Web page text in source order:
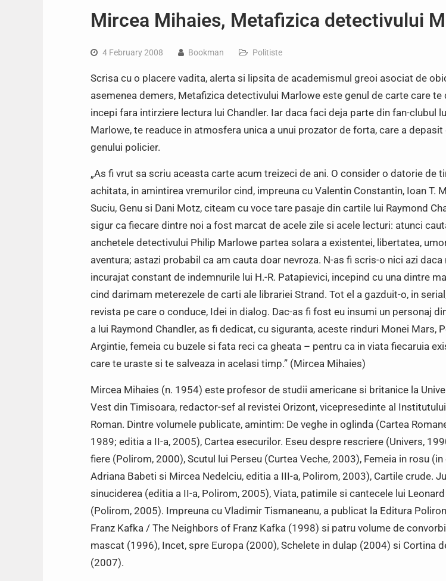
Mircea Mihaies, Metafizica detectivului
4 February 2008 Bookman Politiste
Scrisa cu o placere vadita, alerta si lipsita de academismul greoi asociat de
asemenea demers, Metafizica detectivului Marlowe este genul de carte care te
incepi fara intirziere lectura lui Chandler. Iar daca faci deja parte din fan-clubul
Marlowe, te readuce in atmosfera unica a unui prozator de forta, care a
genului policier.
„As fi vrut sa scriu aceasta carte acum treizeci de ani. O consider o datorie de
achitata, in amintirea vremurilor cind, impreuna cu Valentin Constantin, Ioan T.
Suciu, Genu si Dani Motz, citeam cu voce tare pasaje din cartile lui Raymond
sigur ca fiecare dintre noi a fost marcat de acele zile si acele lecturi: atunci
anchetele detectivului Philip Marlowe partea solara a existentei, libertatea,
aventura; astazi probabil ca am cauta doar nevroza. N-as fi scris-o nici azi daca
incurajat constant de indemnurile lui H.-R. Patapievici, incepind cu una dintre
cind darimam meterezele de carti ale librariei Strand. Tot el a gazduit-o, in
revista pe care o conduce, Idei in dialog. Dac-as fi fost eu insumi un personaj
a lui Raymond Chandler, as fi dedicat, cu siguranta, aceste rinduri Monei Mars,
Argintie, femeia cu buzele si fata reci ca gheata – pentru ca in viata fiecaruia
care te uraste si te salveaza in acelasi timp.” (Mircea Mihaies)
Mircea Mihaies (n. 1954) este profesor de studii americane si britanice la
Vest din Timisoara, redactor-sef al revistei Orizont, vicepresedinte al Institutului
Roman. Dintre volumele publicate, amintim: De veghe in oglinda (Cartea
1989; editia a II-a, 2005), Cartea esecurilor. Eseu despre rescriere (Univers,
fiere (Polirom, 2000), Scutul lui Perseu (Curtea Veche, 2003), Femeia in rosu
Adriana Babeti si Mircea Nedelciu, editia a III-a, Polirom, 2003), Cartile crude.
sinuciderea (editia a II-a, Polirom, 2005), Viata, patimile si cantecele lui
(Polirom, 2005). Impreuna cu Vladimir Tismaneanu, a publicat la Editura
Franz Kafka / The Neighbors of Franz Kafka (1998) si patru volume de
mascat (1996), Incet, spre Europa (2000), Schelete in dulap (2004) si Cortina
(2007).